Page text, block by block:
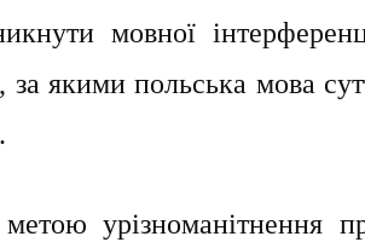
мовної
якими польська мова